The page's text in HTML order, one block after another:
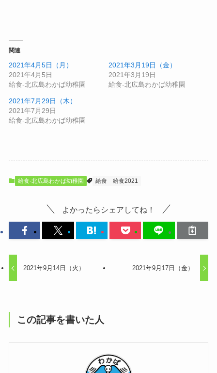
関連
2021年4月5日（月）
2021年4月5日
給食-北広島わかば幼稚園
2021年3月19日（金）
2021年3月19日
給食-北広島わかば幼稚園
2021年7月29日（木）
2021年7月29日
給食-北広島わかば幼稚園
給食-北広島わかば幼稚園 給食 給食2021
よかったらシェアしてね！
2021年9月14日（火） 2021年9月17日（金）
この記事を書いた人